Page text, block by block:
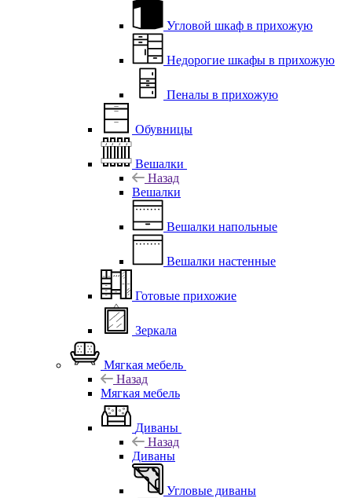
Угловой шкаф в прихожую
Недорогие шкафы в прихожую
Пеналы в прихожую
Обувницы
Вешалки
Назад
Вешалки
Вешалки напольные
Вешалки настенные
Готовые прихожие
Зеркала
Мягкая мебель
Назад
Мягкая мебель
Диваны
Назад
Диваны
Угловые диваны